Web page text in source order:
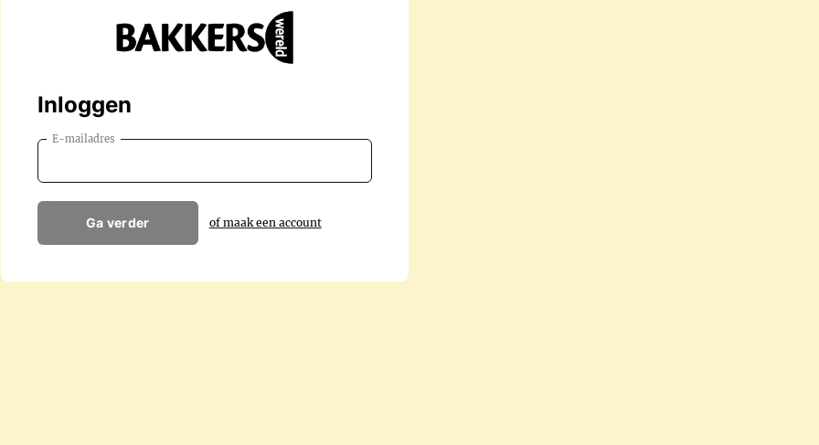
Inloggen
E-mailadres
Ga verder of maak een account